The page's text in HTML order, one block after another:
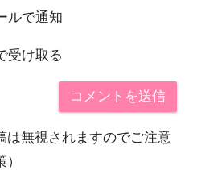
ルで通知
受け取る
は無視されますのでご注意